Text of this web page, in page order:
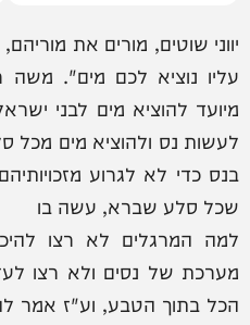
יווני שוטים, מורים את
עליו נוציא לכם מים".
מיועד להוציא מים לבני
לעשות נס ולהוציא מים מכל
בנס כדי לא לגרוע
שכל סלע שברא, עשה בו
למה המרגלים לא רצו
מערכת של נסים ולא רצו
הכל בתוך הטבע, וע"ז אמר